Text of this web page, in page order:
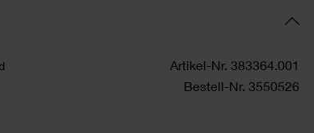
Artikel-Nr. 383364.001
Bestell-Nr. 3550526